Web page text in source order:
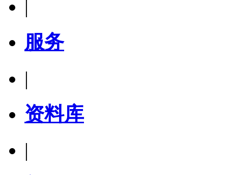
|
服务
|
资料库
|